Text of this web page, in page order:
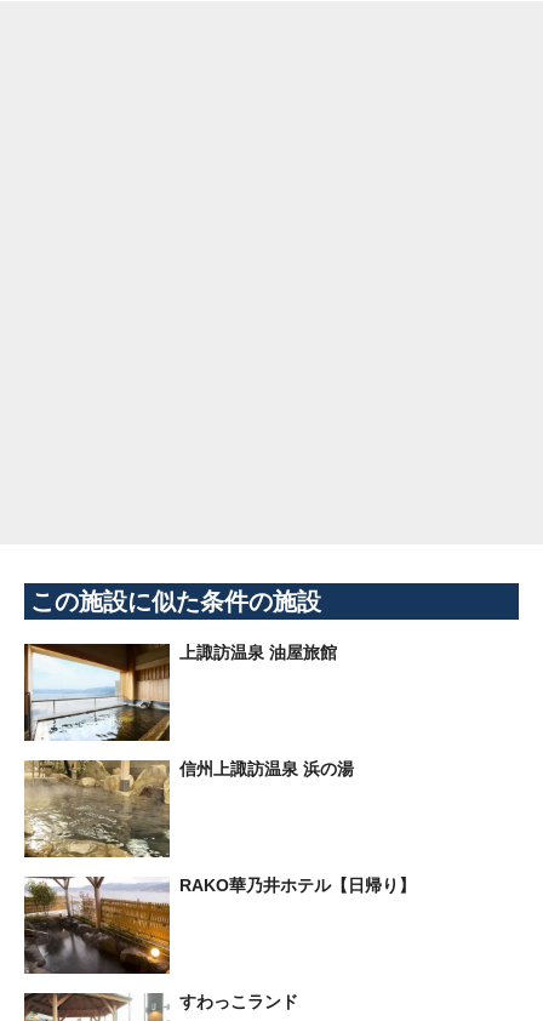
この施設に似た条件の施設
上諏訪温泉 油屋旅館
信州上諏訪温泉 浜の湯
RAKO華乃井ホテル【日帰り】
すわっこランド